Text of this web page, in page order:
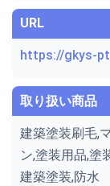
URL
https://gkys-
取り扱い商品
建築塗装刷毛,
ン,塗装用品,塗
建築塗装,防水